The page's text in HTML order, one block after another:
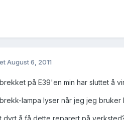
August 6, 2011
på E39'en min har sluttet å
lampa lyser når jeg jeg